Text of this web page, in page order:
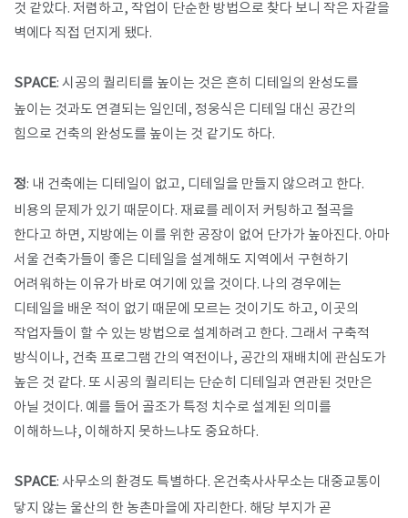
것 같았다. 저렴하고, 작업이 단순한 방법으로 찾다 보니 작은 자갈을
벽에다 직접 던지게 됐다.
SPACE: 시공의 퀄리티를 높이는 것은 흔히 디테일의 완성도를
높이는 것과도 연결되는 일인데, 정웅식은 디테일 대신 공간의
힘으로 건축의 완성도를 높이는 것 같기도 하다.
정: 내 건축에는 디테일이 없고, 디테일을 만들지 않으려고 한다.
비용의 문제가 있기 때문이다. 재료를 레이저 커팅하고 절곡을
한다고 하면, 지방에는 이를 위한 공장이 없어 단가가 높아진다. 아마
서울 건축가들이 좋은 디테일을 설계해도 지역에서 구현하기
어려워하는 이유가 바로 여기에 있을 것이다. 나의 경우에는
디테일을 배운 적이 없기 때문에 모르는 것이기도 하고, 이곳의
작업자들이 할 수 있는 방법으로 설계하려고 한다. 그래서 구축적
방식이나, 건축 프로그램 간의 역전이나, 공간의 재배치에 관심도가
높은 것 같다. 또 시공의 퀄리티는 단순히 디테일과 연관된 것만은
아닐 것이다. 예를 들어 골조가 특정 치수로 설계된 의미를
이해하느냐, 이해하지 못하느냐도 중요하다.
SPACE: 사무소의 환경도 특별하다. 온건축사사무소는 대중교통이
닿지 않는 울산의 한 농촌마을에 자리한다. 해당 부지가 곧